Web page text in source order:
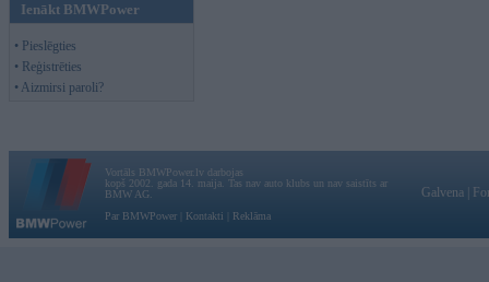
Ienākt BMWPower
• Pieslēgties
• Reģistrēties
• Aizmirsi paroli?
Vortāls BMWPower.lv darbojas
kopš 2002. gada 14. maija. Tas nav auto klubs un nav saistīts ar
BMW AG.
Par BMWPower
Kontakti Reklāma
Galvena